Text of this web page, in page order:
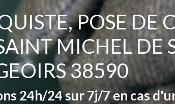
POSE DE
MICHEL DE
38590
24h/24 sur 7j/7 en cas